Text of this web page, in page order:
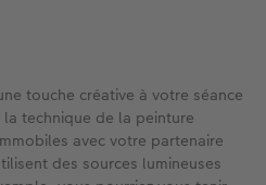
touche créative à votre séance
technique de la peinture
avec votre partenaire
des sources lumineuses